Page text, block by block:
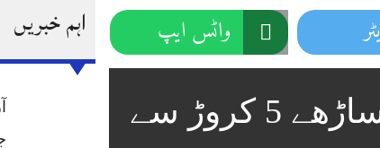
کا حکم
چارسدہ کا بہادر سپوت وطن کی حرمت پر قربان
اہم خبریں واٹس ایپ
امریکا سے کراچی پہنچنے والی ساڑھے 5 کروڑ سے